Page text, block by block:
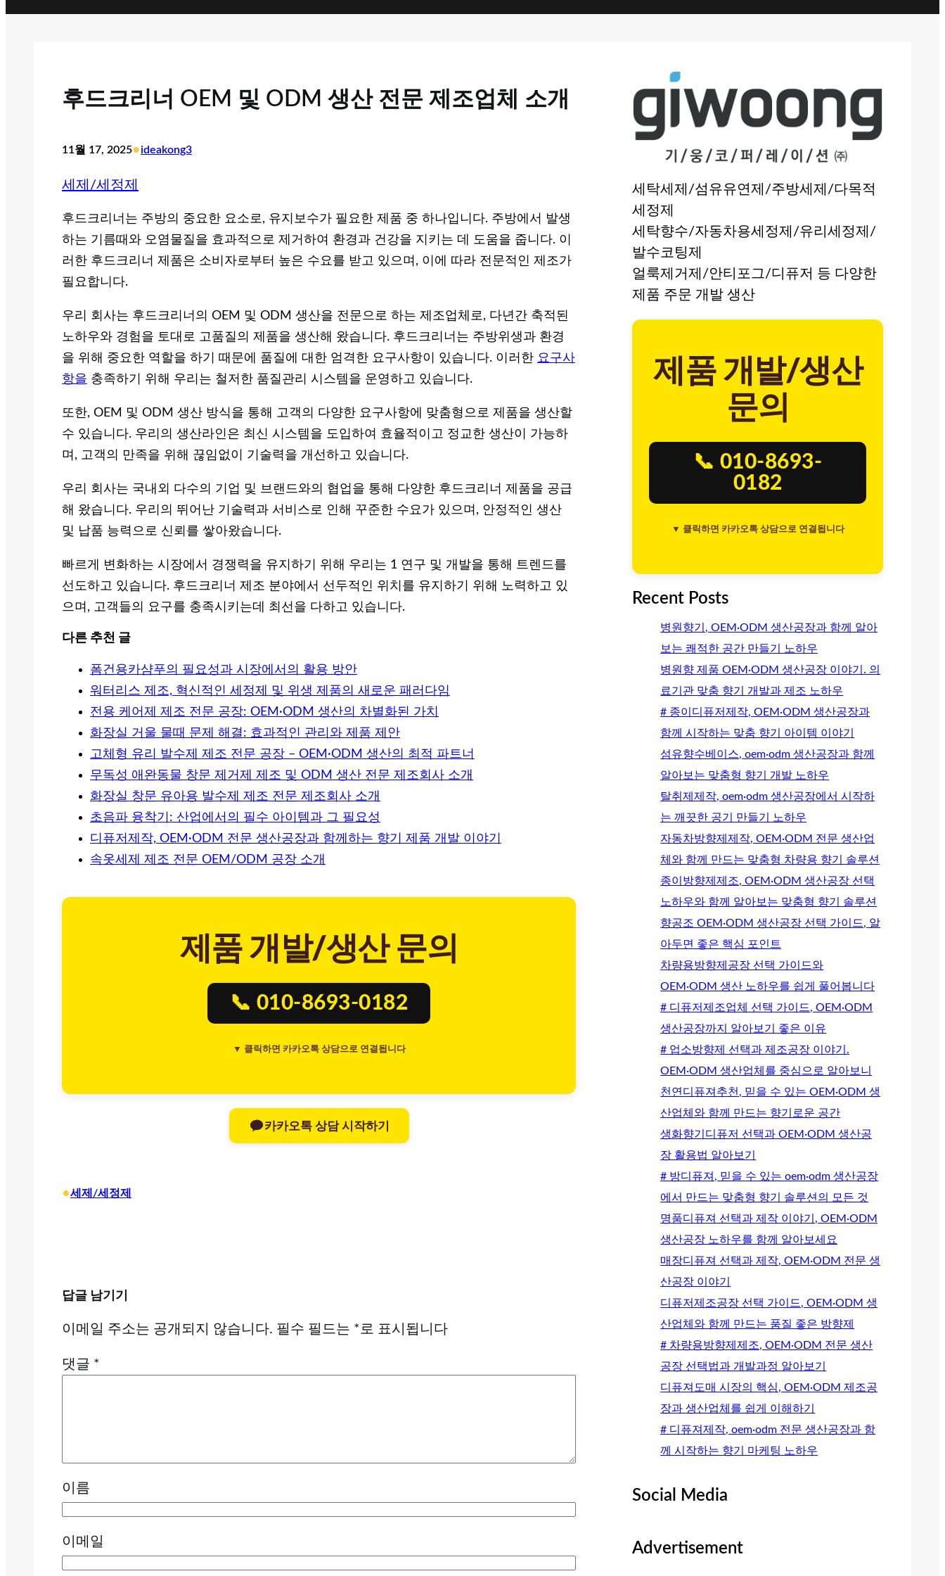
후드크리너 OEM 및 ODM 생산 전문 제조업체 소개
11월 17, 2025•ideakong3
세제/세정제
후드크리너는 주방의 중요한 요소로, 유지보수가 필요한 제품 중 하나입니다. 주방에서 발생
하는 기름때와 오염물질을 효과적으로 제거하여 환경과 건강을 지키는 데 도움을 줍니다. 이
러한 후드크리너 제품은 소비자로부터 높은 수요를 받고 있으며, 이에 따라 전문적인 제조가
필요합니다.
우리 회사는 후드크리너의 OEM 및 ODM 생산을 전문으로 하는 제조업체로, 다년간 축적된
노하우와 경험을 토대로 고품질의 제품을 생산해 왔습니다. 후드크리너는 주방위생과 환경
을 위해 중요한 역할을 하기 때문에 품질에 대한 엄격한 요구사항이 있습니다. 이러한 요구사
항을 충족하기 위해 우리는 철저한 품질관리 시스템을 운영하고 있습니다.
또한, OEM 및 ODM 생산 방식을 통해 고객의 다양한 요구사항에 맞춤형으로 제품을 생산할
수 있습니다. 우리의 생산라인은 최신 시스템을 도입하여 효율적이고 정교한 생산이 가능하
며, 고객의 만족을 위해 끊임없이 기술력을 개선하고 있습니다.
우리 회사는 국내외 다수의 기업 및 브랜드와의 협업을 통해 다양한 후드크리너 제품을 공급
해 왔습니다. 우리의 뛰어난 기술력과 서비스로 인해 꾸준한 수요가 있으며, 안정적인 생산
및 납품 능력으로 신뢰를 쌓아왔습니다.
빠르게 변화하는 시장에서 경쟁력을 유지하기 위해 우리는 1 연구 및 개발을 통해 트렌드를
선도하고 있습니다. 후드크리너 제조 분야에서 선두적인 위치를 유지하기 위해 노력하고 있
으며, 고객들의 요구를 충족시키는데 최선을 다하고 있습니다.
다른 추천 글
폼건용카샴푸의 필요성과 시장에서의 활용 방안
워터리스 제조, 혁신적인 세정제 및 위생 제품의 새로운 패러다임
전용 케어제 제조 전문 공장: OEM·ODM 생산의 차별화된 가치
화장실 거울 물때 문제 해결: 효과적인 관리와 제품 제안
고체형 유리 발수제 제조 전문 공장 – OEM·ODM 생산의 최적 파트너
무독성 애완동물 창문 제거제 제조 및 ODM 생산 전문 제조회사 소개
화장실 창문 유아용 발수제 제조 전문 제조회사 소개
초음파 융착기: 산업에서의 필수 아이템과 그 필요성
디퓨저제작, OEM·ODM 전문 생산공장과 함께하는 향기 제품 개발 이야기
속옷세제 제조 전문 OEM/ODM 공장 소개
제품 개발/생산 문의
📞 010-8693-0182
▼ 클릭하면 카카오톡 상담으로 연결됩니다
카카오톡 상담 시작하기
•세제/세정제
답글 남기기
이메일 주소는 공개되지 않습니다. 필수 필드는 *로 표시됩니다
댓글 *
이름
이메일
세탁세제/섬유유연제/주방세제/다목적
세정제
세탁향수/자동차용세정제/유리세정제/
발수코팅제
얼룩제거제/안티포그/디퓨저 등 다양한
제품 주문 개발 생산
제품 개발/생산
문의
📞 010-8693-
0182
▼ 클릭하면 카카오톡 상담으로 연결됩니다
Recent Posts
병원향기, OEM·ODM 생산공장과 함께 알아
보는 쾌적한 공간 만들기 노하우
병원향 제품 OEM·ODM 생산공장 이야기. 의
료기관 맞춤 향기 개발과 제조 노하우
# 종이디퓨저제작, OEM·ODM 생산공장과
함께 시작하는 맞춤 향기 아이템 이야기
섬유향수베이스, oem·odm 생산공장과 함께
알아보는 맞춤형 향기 개발 노하우
탈취제제작, oem·odm 생산공장에서 시작하
는 깨끗한 공기 만들기 노하우
자동차방향제제작, OEM·ODM 전문 생산업
체와 함께 만드는 맞춤형 차량용 향기 솔루션
종이방향제제조, OEM·ODM 생산공장 선택
노하우와 함께 알아보는 맞춤형 향기 솔루션
향공조 OEM·ODM 생산공장 선택 가이드, 알
아두면 좋은 핵심 포인트
차량용방향제공장 선택 가이드와
OEM·ODM 생산 노하우를 쉽게 풀어봅니다
# 디퓨저제조업체 선택 가이드, OEM·ODM
생산공장까지 알아보기 좋은 이유
# 업소방향제 선택과 제조공장 이야기.
OEM·ODM 생산업체를 중심으로 알아보니
천연디퓨져추천, 믿을 수 있는 OEM·ODM 생
산업체와 함께 만드는 향기로운 공간
생화향기디퓨저 선택과 OEM·ODM 생산공
장 활용법 알아보기
# 방디퓨져, 믿을 수 있는 oem·odm 생산공장
에서 만드는 맞춤형 향기 솔루션의 모든 것
명품디퓨져 선택과 제작 이야기, OEM·ODM
생산공장 노하우를 함께 알아보세요
매장디퓨져 선택과 제작, OEM·ODM 전문 생
산공장 이야기
디퓨저제조공장 선택 가이드, OEM·ODM 생
산업체와 함께 만드는 품질 좋은 방향제
# 차량용방향제제조, OEM·ODM 전문 생산
공장 선택법과 개발과정 알아보기
디퓨져도매 시장의 핵심, OEM·ODM 제조공
장과 생산업체를 쉽게 이해하기
# 디퓨져제작, oem·odm 전문 생산공장과 함
께 시작하는 향기 마케팅 노하우
Social Media
Advertisement